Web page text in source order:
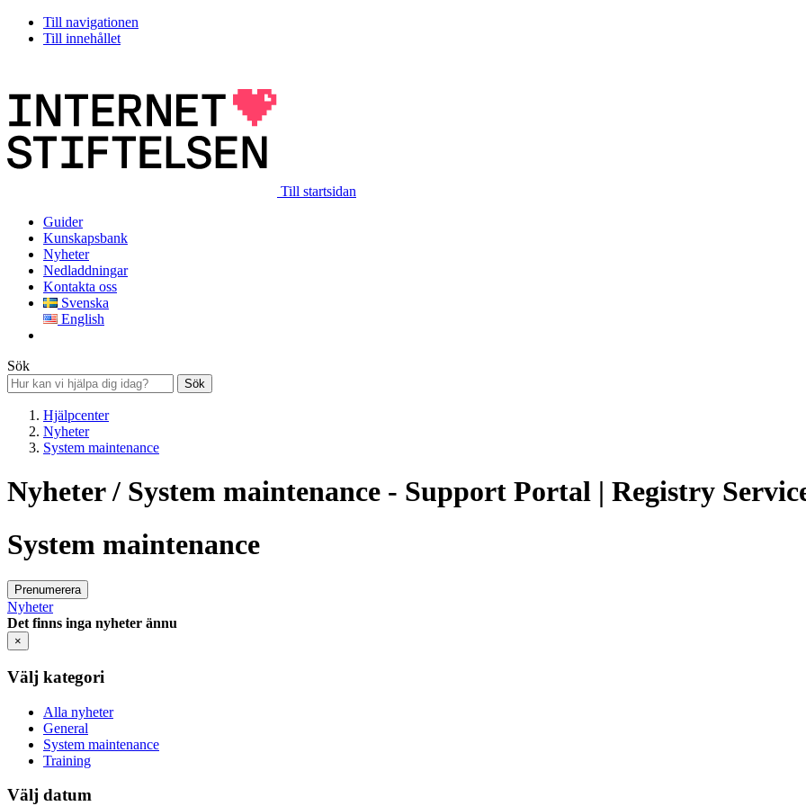
Till navigationen
Till innehållet
Till startsidan
Guider
Kunskapsbank
Nyheter
Nedladdningar
Kontakta oss
Svenska
English
Sök
Sök
Hjälpcenter
Nyheter
System maintenance
Nyheter / System maintenance - Support Portal | Registry
System maintenance
Prenumerera
Nyheter
Det finns inga nyheter ännu
×
Välj kategori
Alla nyheter
General
System maintenance
Training
Välj datum